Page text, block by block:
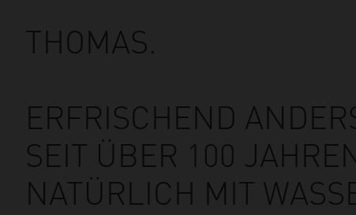
THOMAS.
ERFRISCHEND
SEIT ÜBER 100
NATÜRLICH MIT